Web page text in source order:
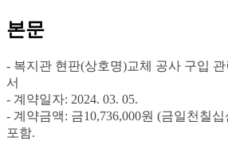
본문
- 복지관 현판(상호명)교체 공사 구입
서
- 계약일자: 2024. 03. 05.
- 계약금액: 금10,736,000원 (금일천칠십
포함.